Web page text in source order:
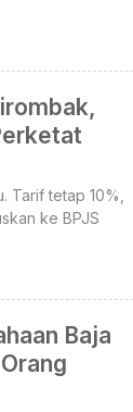
Tarif tetap 10%,
ke BPJS
Baja